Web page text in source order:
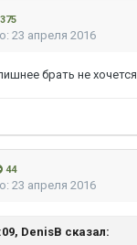
375
23 апреля 2016
брать не хочется
44
23 апреля 2016
DenisB сказал: